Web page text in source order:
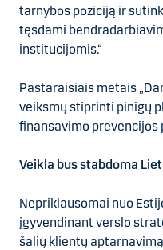
tarnybos poziciją ir
tęsdami
institucijomis.“
Pastaraisiais metais
veiksmų stiprinti pinigų
finansavimo prevencijos
Veikla bus stabdoma
Nepriklausomai nuo
įgyvendinant verslo
šalių klientų